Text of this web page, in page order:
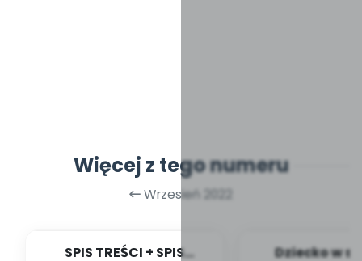
Więcej z tego numeru
Wrzesień 2022
SPIS TREŚCI + SPIS
Dziecko w